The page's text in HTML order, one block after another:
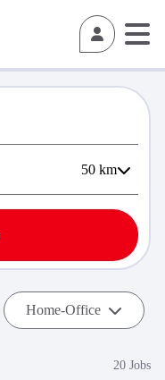
50 km
Home-Office
20 Jobs